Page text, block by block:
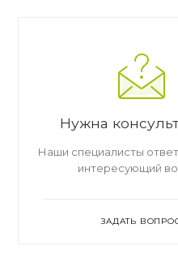
Нужна
Наши специалисты
интересующий
ЗАДАТЬ